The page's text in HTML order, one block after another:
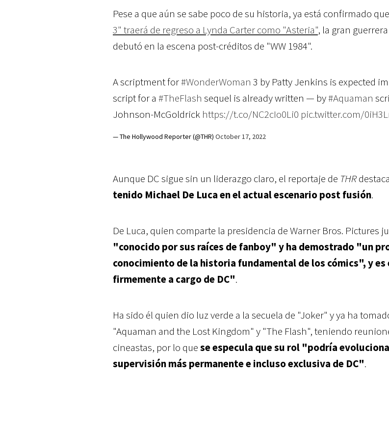
Pese a que aún se sabe poco de su historia, ya está confirmado que
3" traerá de regreso a Lynda Carter como "Asteria", la gran
debutó en la escena post-créditos de "WW 1984".
A scriptment for#WonderWoman 3 by Patty Jenkins is expected
script for a #TheFlash sequel is already written — by#Aquaman
Johnson-McGoldrick https://t.co/NC2cIo0Li0 pic.twitter.com/
— The Hollywood Reporter (@THR) October 17, 2022
Aunque DC sigue sin un liderazgo claro, el reportaje de THR
tenido Michael De Luca en el actual escenario post fusión.
De Luca, quien comparte la presidencia de Warner Bros. Pictures
"conocido por sus raíces de fanboy" y ha demostrado "un
conocimiento de la historia fundamental de los cómics", y
firmemente a cargo de DC".
Ha sido él quien dio luz verde a la secuela de "Joker" y ya ha
"Aquaman and the Lost Kingdom" y "The Flash", teniendo
cineastas, por lo quese especula que su rol "podría
supervisión más permanente e incluso exclusiva de DC".